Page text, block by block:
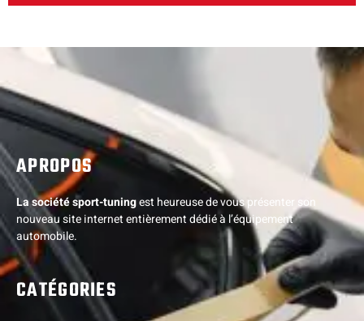
APROPOS
La société sport-tuningest heureuse de vous présenter son
nouveau site internet entièrement dédié à l’équipement
automobile.
CATÉGORIES